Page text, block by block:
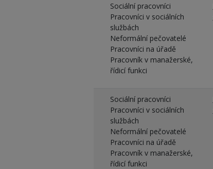
Sociální pracovníci
Pracovníci v sociálních
službách
Neformální pečovatelé
Pracovníci na úřadě
Pracovník v manažerské,
řídicí funkci
Sociální pracovníci
Pracovníci v sociálních
službách
Neformální pečovatelé
Pracovníci na úřadě
Pracovník v manažerské,
řídicí funkci